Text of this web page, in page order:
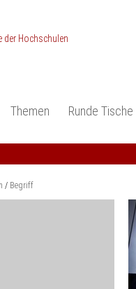
Themen
Studieneingangsphase
Studienqualität
Praxisbezüge
Runde Tische
Anerkennung
wissenschaften
Begriff